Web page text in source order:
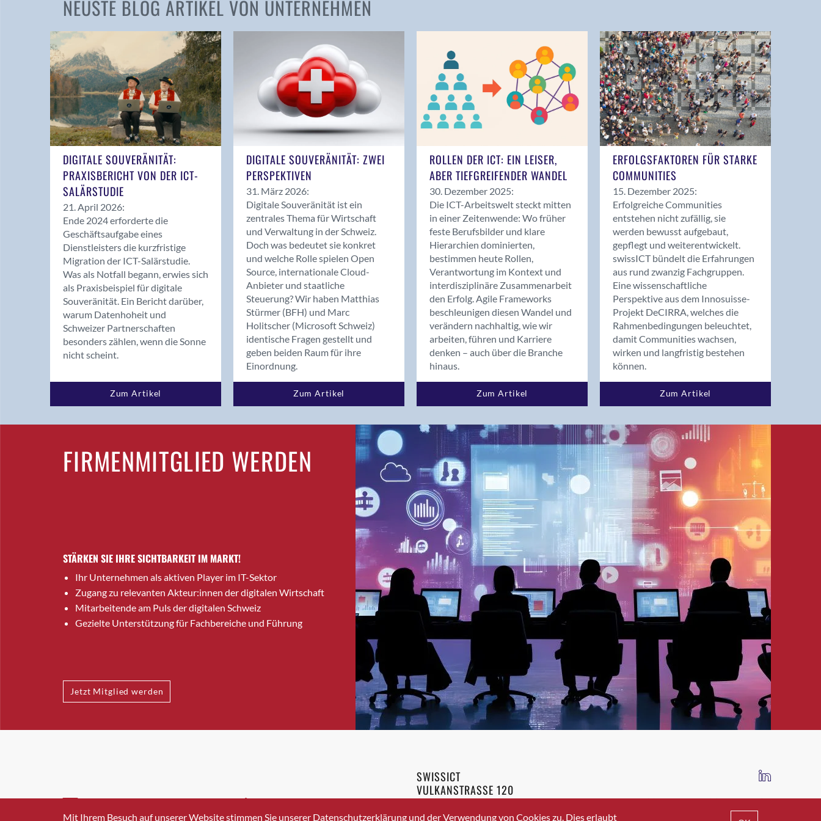
Andelfingen
Balsthal
Balzers
Bassersdorf
Benken (SG)
Bergdietikon
Bern - Liebefeld
Birsfelden
Bolligen
Bonaduz
Bonstetten
Bottighofen
Bremgarten bei Bern
Brig-Glis
Bronschhofen
Brugg
Brugg AG
Burgdorf
Bäretswil
Bülach
Cazis
Crissier
Davos Platz
NEUSTE BLOG ARTIKEL VON UNTERNEHMEN
DIGITALE SOUVERÄNITÄT:
PRAXISBERICHT VON DER ICT-
SALÄRSTUDIE
21. April 2026:
Ende 2024 erforderte die
Geschäftsaufgabe eines
Dienstleisters die kurzfristige
Migration der ICT-Salärstudie.
Was als Notfall begann, erwies sich
als Praxisbeispiel für digitale
Souveränität. Ein Bericht darüber,
warum Datenhoheit und
Schweizer Partnerschaften
besonders zählen, wenn die Sonne
nicht scheint.
Zum Artikel
DIGITALE SOUVERÄNITÄT: ZWEI
PERSPEKTIVEN
31. März 2026:
Digitale Souveränität ist ein
zentrales Thema für Wirtschaft
und Verwaltung in der Schweiz.
Doch was bedeutet sie konkret
und welche Rolle spielen Open
Source, internationale Cloud-
Anbieter und staatliche
Steuerung? Wir haben Matthias
Stürmer (BFH) und Marc
Holitscher (Microsoft Schweiz)
identische Fragen gestellt und
geben beiden Raum für ihre
Einordnung.
Zum Artikel
ROLLEN DER ICT: EIN LEISER,
ABER TIEFGREIFENDER WANDEL
30. Dezember 2025:
Die ICT-Arbeitswelt steckt mitten
in einer Zeitenwende: Wo früher
feste Berufsbilder und klare
Hierarchien dominierten,
bestimmen heute Rollen,
Verantwortung im Kontext und
interdisziplinäre Zusammenarbeit
den Erfolg. Agile Frameworks
beschleunigen diesen Wandel und
verändern nachhaltig, wie wir
arbeiten, führen und Karriere
denken – auch über die Branche
hinaus.
Zum Artikel
ERFOLGSFAKTOREN FÜR STARKE
COMMUNITIES
15. Dezember 2025:
Erfolgreiche Communities
entstehen nicht zufällig, sie
werden bewusst aufgebaut,
gepflegt und weiterentwickelt.
swissICT bündelt die Erfahrungen
aus rund zwanzig Fachgruppen.
Eine wissenschaftliche
Perspektive aus dem Innosuisse-
Projekt DeCIRRA, welches die
Rahmenbedingungen beleuchtet,
damit Communities wachsen,
wirken und langfristig bestehen
können.
Zum Artikel
FIRMENMITGLIED WERDEN
STÄRKEN SIE IHRE SICHTBARKEIT IM MARKT!
Ihr Unternehmen als aktiven Player im IT-Sektor
Zugang zu relevanten Akteur:innen der digitalen Wirtschaft
Mitarbeitende am Puls der digitalen Schweiz
Gezielte Unterstützung für Fachbereiche und Führung
Jetzt Mitglied werden
INFO@SWISSICT.CH +41 43 336 40 20
SWISSICT
VULKANSTRASSE 120
8048 ZURICH
IMPRESSUM DATENSCHUTZ AGB
Mit Ihrem Besuch auf unserer Website stimmen Sie unserer Datenschutzerklärung und der Verwendung von Cookies zu. Dies erlaubt